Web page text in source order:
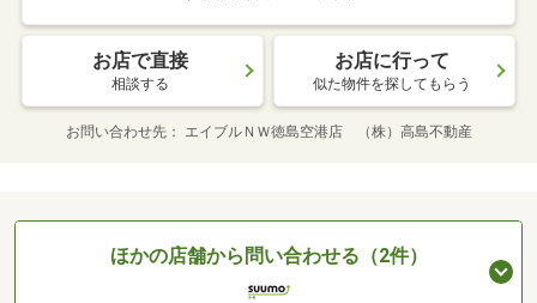
お店で直接
相談する
お店に行って
似た物件を探してもらう
お問い合わせ先 エイブルＮＷ徳島空港店 （株）高島不動産
ほかの店舗から問い合わせる（2件）